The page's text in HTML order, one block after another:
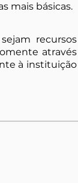
mais básicas.
recursos
através
à instituição